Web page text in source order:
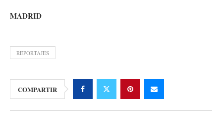
MADRID
REPORTAJES
COMPARTIR